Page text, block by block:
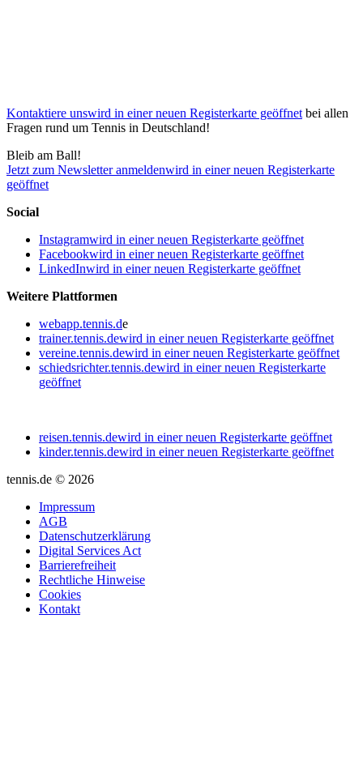
Kontaktiere unswird in einer neuen Registerkarte geöffnet bei allen
Fragen rund um Tennis in Deutschland!
Bleib am Ball!
Jetzt zum Newsletter anmeldenwird in einer neuen Registerkarte
geöffnet
Social
Instagramwird in einer neuen Registerkarte geöffnet
Facebookwird in einer neuen Registerkarte geöffnet
LinkedInwird in einer neuen Registerkarte geöffnet
Weitere Plattformen
webapp.tennis.de
trainer.tennis.dewird in einer neuen Registerkarte geöffnet
vereine.tennis.dewird in einer neuen Registerkarte geöffnet
schiedsrichter.tennis.dewird in einer neuen Registerkarte
geöffnet
reisen.tennis.dewird in einer neuen Registerkarte geöffnet
kinder.tennis.dewird in einer neuen Registerkarte geöffnet
tennis.de © 2026
Impressum
AGB
Datenschutzerklärung
Digital Services Act
Barrierefreiheit
Rechtliche Hinweise
Cookies
Kontakt